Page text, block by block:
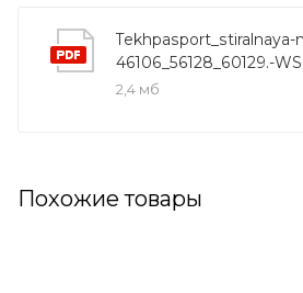
46106_56128_60129.-
2,4 мб
Похожие товары